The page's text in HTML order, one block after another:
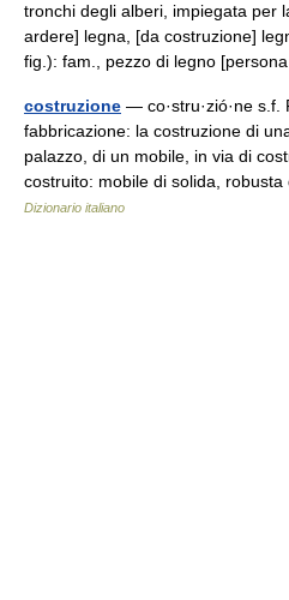
tronchi degli alberi, impiegata per
ardere] legna, [da costruzione]
fig.): fam., pezzo di legno
costruzione — co·stru·zió·ne s.f.
fabbricazione: la costruzione di
palazzo, di un mobile, in via di
costruito: mobile di solida,
Dizionario italiano